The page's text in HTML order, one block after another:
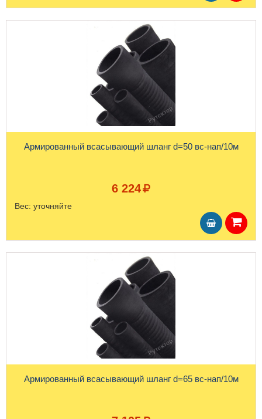
Армированный всасывающий шланг d=50 вс-нап/10м
6 224
Вес: уточняйте
Армированный всасывающий шланг d=65 вс-нап/10м